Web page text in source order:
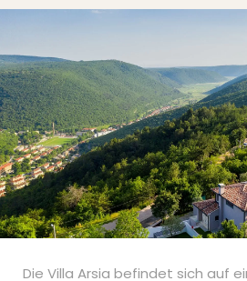
Die Villa Arsia befindet sich auf